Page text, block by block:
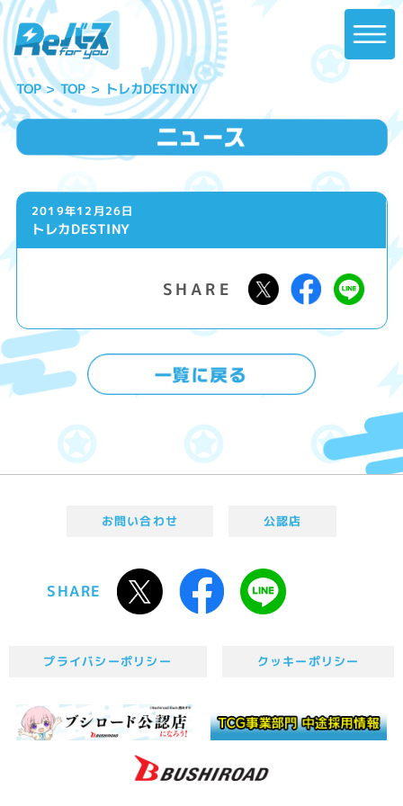
TOP TOP トレカDESTINY
2019年12月26日
トレカDESTINY
お問い合わせ 公認店
SHARE
プライバシーポリシー クッキーポリシー